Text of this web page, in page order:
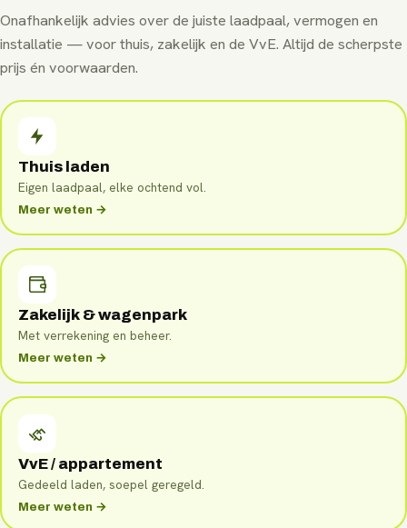
Onafhankelijk advies over de juiste laadpaal, vermogen en
installatie — voor thuis, zakelijk en de VvE. Altijd de scherpste
prijs én voorwaarden.
Thuis laden
Eigen laadpaal, elke ochtend vol.
Meer weten →
Zakelijk & wagenpark
Met verrekening en beheer.
Meer weten →
VvE / appartement
Gedeeld laden, soepel geregeld.
Meer weten →